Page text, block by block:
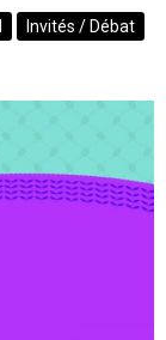
Invités / Débat